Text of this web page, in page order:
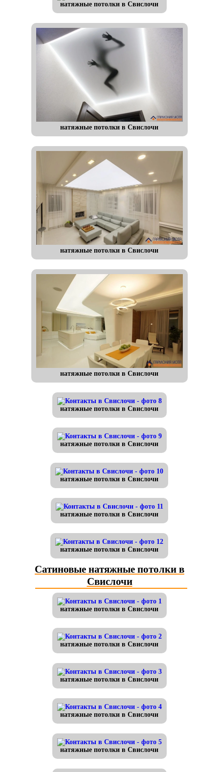
натяжные потолки в Свислочи
натяжные потолки в Свислочи
натяжные потолки в Свислочи
натяжные потолки в Свислочи
натяжные потолки в Свислочи
натяжные потолки в Свислочи
натяжные потолки в Свислочи
натяжные потолки в Свислочи
натяжные потолки в Свислочи
Сатиновые натяжные потолки в
Свислочи
натяжные потолки в Свислочи
натяжные потолки в Свислочи
натяжные потолки в Свислочи
натяжные потолки в Свислочи
натяжные потолки в Свислочи